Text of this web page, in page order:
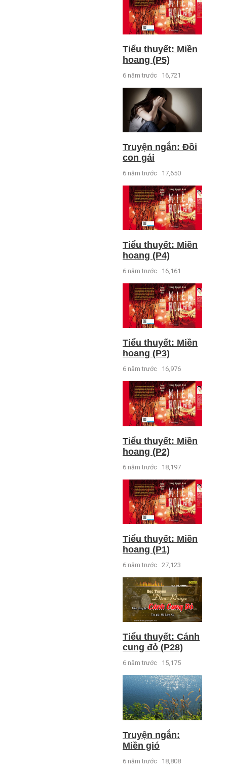
Tiểu thuyết: Miền
hoang (P5)
6 năm trước 16,721
Truyện ngắn: Đồi
con gái
6 năm trước 17,650
Tiểu thuyết: Miền
hoang (P4)
6 năm trước 16,161
Tiểu thuyết: Miền
hoang (P3)
6 năm trước 16,976
Tiểu thuyết: Miền
hoang (P2)
6 năm trước 18,197
Tiểu thuyết: Miền
hoang (P1)
6 năm trước 27,123
Tiểu thuyết: Cánh
cung đỏ (P28)
6 năm trước 15,175
Truyện ngắn:
Miền gió
6 năm trước 18,808